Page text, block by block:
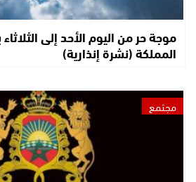
موجة حر من اليوم الأحد إلى
المملكة (نشرة إنذارية)
مجتمع